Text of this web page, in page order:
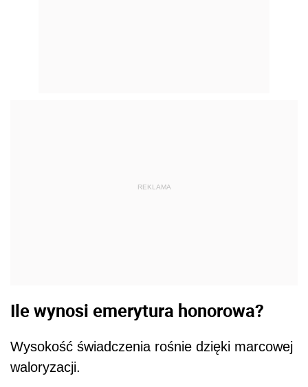
REKLAMA
Ile wynosi emerytura honorowa?
Wysokość świadczenia rośnie dzięki marcowej
waloryzacji.